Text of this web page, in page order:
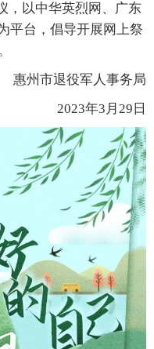
，以中华英烈网、广东
平台，倡导开展网上祭
州市退役军人事务局
2023年3月29日